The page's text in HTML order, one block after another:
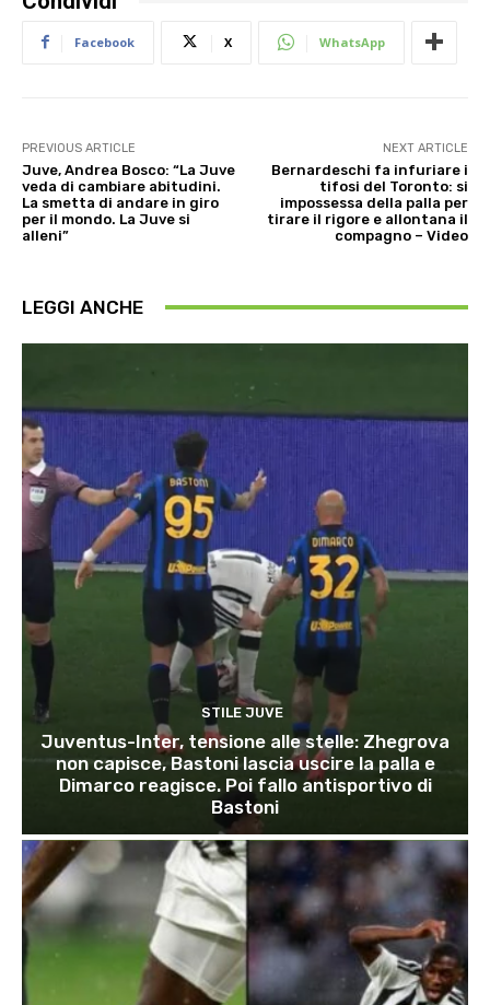
Facebook X WhatsApp
PREVIOUS ARTICLE
Juve, Andrea Bosco: “La Juve
veda di cambiare abitudini.
La smetta di andare in giro
per il mondo. La Juve si
alleni”
NEXT ARTICLE
Bernardeschi fa infuriare i
tifosi del Toronto: si
impossessa della palla per
tirare il rigore e allontana il
compagno – Video
LEGGI ANCHE
STILE JUVE
Juventus-Inter, tensione alle stelle: Zhegrova
non capisce, Bastoni lascia uscire la palla e
Dimarco reagisce. Poi fallo antisportivo di
Bastoni